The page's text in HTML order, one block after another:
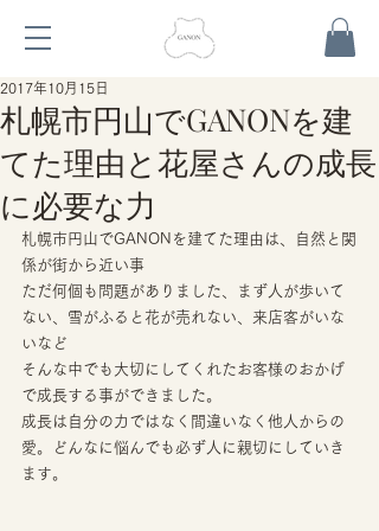
札幌市円山でGANONを建
てた理由と花屋さんの成長
に必要な力
2017年10月15日
札幌市円山でGANONを建てた理由は、自然と関
係が街から近い事
ただ何個も問題がありました、まず人が歩いて
ない、雪がふると花が売れない、来店客がいな
いなど
そんな中でも大切にしてくれたお客様のおかげ
で成長する事ができました。
成長は自分の力ではなく間違いなく他人からの
愛。どんなに悩んでも必ず人に親切にしていき
ます。